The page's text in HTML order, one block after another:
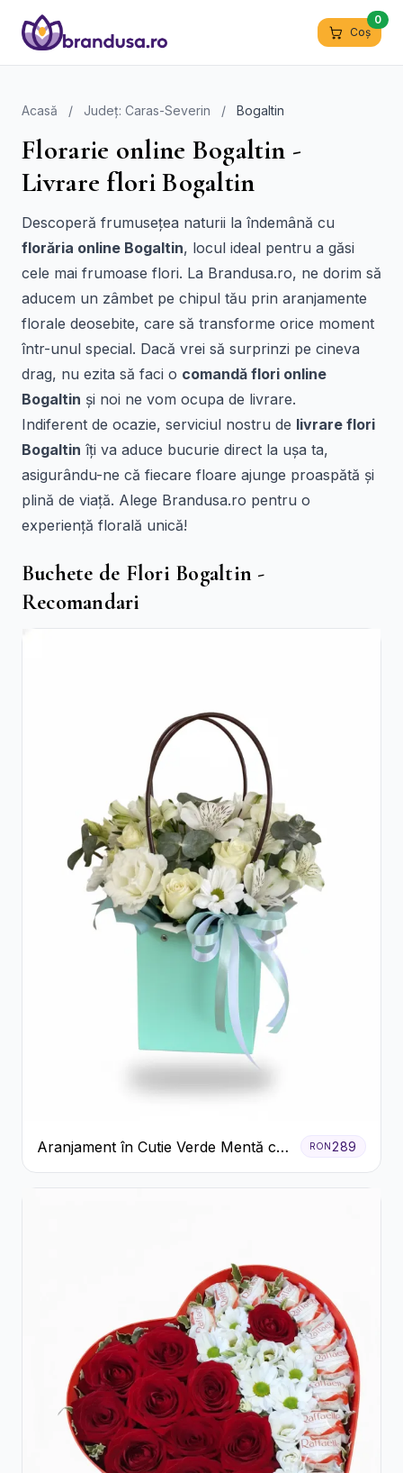
Coș
0
Acasă / Județ: Caras-Severin / Bogaltin
Florarie online Bogaltin -
Livrare flori Bogaltin
Descoperă frumusețea naturii la îndemână cu
florăria online Bogaltin, locul ideal pentru a găsi
cele mai frumoase flori. La Brandusa.ro, ne dorim să
aducem un zâmbet pe chipul tău prin aranjamente
florale deosebite, care să transforme orice moment
într-unul special. Dacă vrei să surprinzi pe cineva
drag, nu ezita să faci o comandă flori online
Bogaltin și noi ne vom ocupa de livrare.
Indiferent de ocazie, serviciul nostru de livrare flori
Bogaltin îți va aduce bucurie direct la ușa ta,
asigurându-ne că fiecare floare ajunge proaspătă și
plină de viață. Alege Brandusa.ro pentru o
experiență florală unică!
Buchete de Flori Bogaltin -
Recomandari
Aranjament în Cutie Verde Mentă cu
Trandafiri și Alstroemeria
RON289